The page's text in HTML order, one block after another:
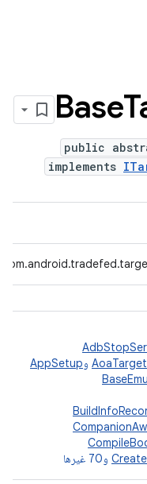
Base
public
implements
وAppSetup
و70 غيرها